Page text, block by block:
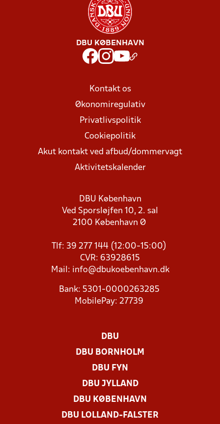
DBU KØBENHAVN
Kontakt os
Økonomiregulativ
Privatlivspolitik
Cookiepolitik
Akut kontakt ved afbud/dommervagt
Aktivitetskalender
DBU København
Ved Sporsløjfen 10, 2. sal
2100 København Ø
Tlf: 39 277 144 (12:00-15:00)
CVR: 63928615
Mail: info@dbukoebenhavn.dk
Bank: 5301-0000263285
MobilePay: 27739
DBU
DBU BORNHOLM
DBU FYN
DBU JYLLAND
DBU KØBENHAVN
DBU LOLLAND-FALSTER